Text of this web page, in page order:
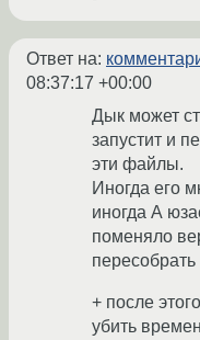
Ответ на:
08:37:17 +00:00
Дык может
запустит и
эти файлы.
Иногда его
иногда А
поменяло
+ после
убить